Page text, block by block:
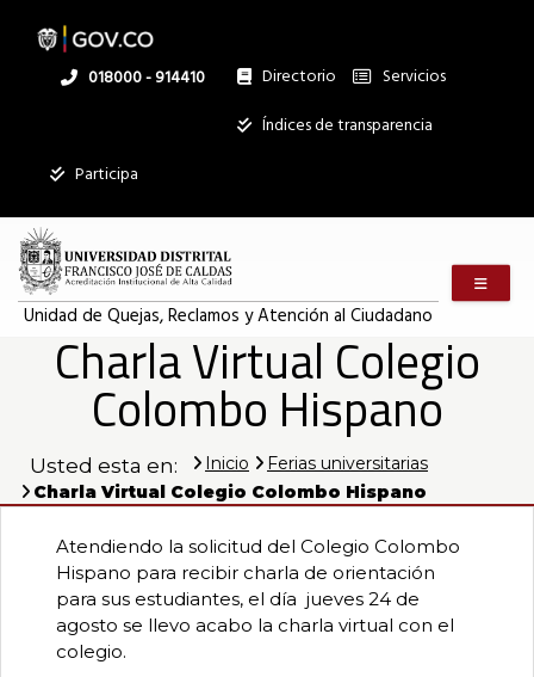
contenido
Linea
018000 - 914410 Directorio
Institucional
Servicios
Índices de transparencia
Participa
Unidad de Quejas, Reclamos y Atención al Ciudadano
Charla Virtual Colegio
Colombo Hispano
Usted esta en: Inicio
Ferias universitarias
Charla Virtual Colegio Colombo Hispano
Atendiendo la solicitud del Colegio Colombo
Hispano para recibir charla de orientación
para sus estudiantes, el día jueves 24 de
agosto se llevo acabo la charla virtual con el
colegio.
registros
Buscar:
Servicios
Ningún dato
disponible en
esta tabla